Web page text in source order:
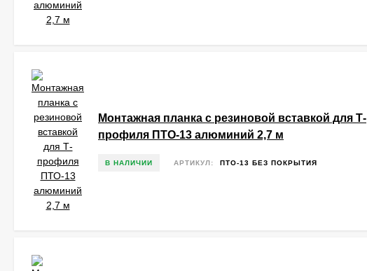
Монтажная планка с резиновой вставкой для Т-
профиля ПТО-13 алюминий 2,7 м
В НАЛИЧИИ АРТИКУЛ: ПТО-13 БЕЗ ПОКРЫТИЯ